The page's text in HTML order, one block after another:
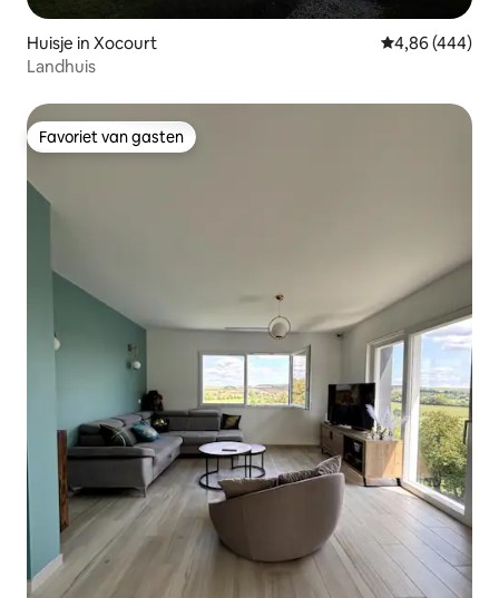
Huisje in Xocourt Gemiddelde
4,86 (444)
Landhuis
Favoriet van gasten
Favoriet van gasten